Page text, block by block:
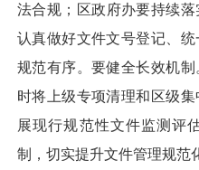
法合规；区政府办要持续落
认真做好文件文号登记、
规范有序。要健全长效机
时将上级专项清理和区级
展现行规范性文件监测评
制，切实提升文件管理规范